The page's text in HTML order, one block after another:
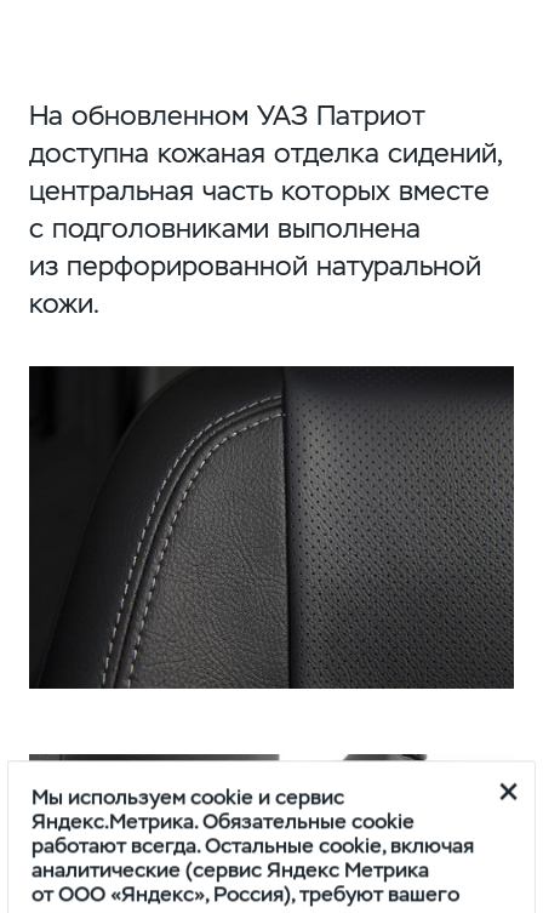
На обновленном УАЗ Патриот
доступна кожаная отделка сидений,
центральная часть которых вместе
с подголовниками выполнена
из перфорированной натуральной
кожи.
Мы используем cookie и сервис
Яндекс.Метрика. Обязательные cookie
работают всегда. Остальные cookie, включая
аналитические (сервис Яндекс Метрика
от ООО «Яндекс», Россия), требуют вашего